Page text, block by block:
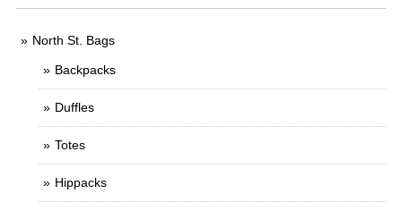
North St. Bags
Backpacks
Duffles
Totes
Hippacks